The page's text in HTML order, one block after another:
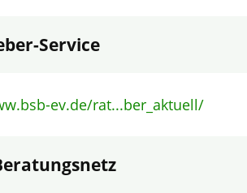
Service
ev.de/rat...ber_aktuell/